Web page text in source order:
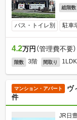
総階数
バス・トイレ別 駐車
4.2万円 （管理費不要）
階数 3階 間取り 1LDK
マンション・アパート
ヴ
件
JR日